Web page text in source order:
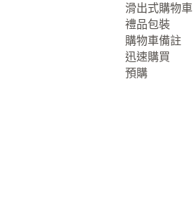
滑出式購物車
禮品包裝
購物車備註
迅速購買
預購